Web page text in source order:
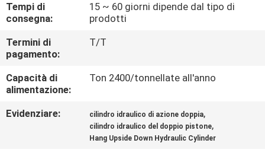
CONTROLLO
DELLA
QUALITÀ
CONTATTACI
Tempi di
consegna:
15 ~ 60 giorni dipende dal tipo di
prodotti
Termini di
pagamento:
T/T
Capacità di
alimentazione:
Ton 2400/tonnellate all'anno
Evidenziare: cilindro idraulico di azione doppia,
cilindro idraulico del doppio pistone,
Hang Upside Down Hydraulic Cylinder